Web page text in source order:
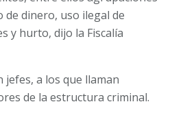
de dinero, uso ilegal de
y hurto, dijo la Fiscalía
jefes, a los que llaman
de la estructura criminal.